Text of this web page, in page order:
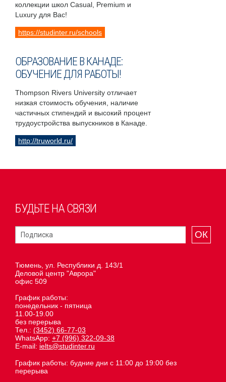
коллекции школ Casual, Premium и
Luxury для Вас!
https://studinter.ru/schools
ОБРАЗОВАНИЕ В КАНАДЕ:
ОБУЧЕНИЕ ДЛЯ РАБОТЫ!
Thompson Rivers University отличает
низкая стоимость обучения, наличие
частичных стипендий и высокий процент
трудоустройства выпускников в Канаде.
http://truworld.ru/
БУДЬТЕ НА СВЯЗИ
ОК
Тюмень, ул. Республики д. 143/1
Деловой центр "Аврора"
офис 509
График работы:
понедельник - пятница
11.00-19.00
без перерыва
Тел.: (3452) 66-77-03
WhatsApp: +7 (996) 322-09-38
E-mail: ielts@studinter.ru
График работы: будние дни с 11:00 до 19:00 без
перерыва